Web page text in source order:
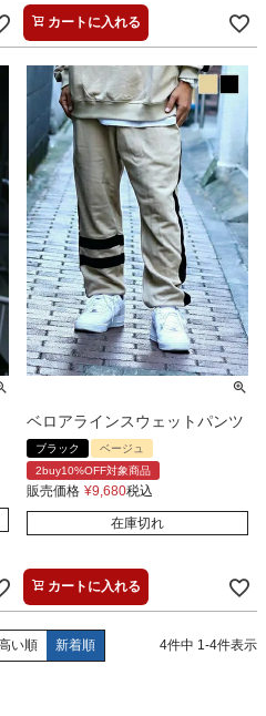
カートに入れる
ベロアラインスウェットパンツ
ブラック
ベージュ
2buy10%OFF対象商品
販売価格 ¥9,680税込
在庫切れ
カートに入れる
い順 新着順 4件中 1-4件表示